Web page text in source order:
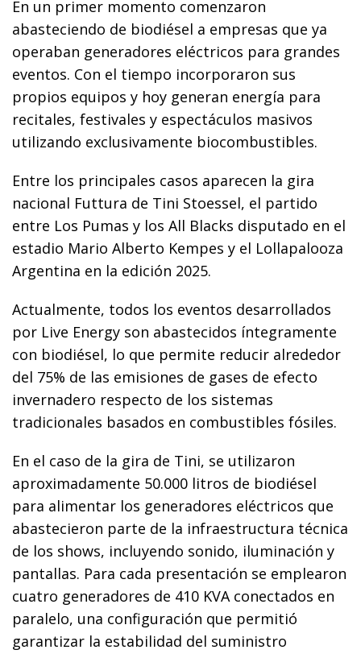
En un primer momento comenzaron
abasteciendo de biodiésel a empresas que ya
operaban generadores eléctricos para grandes
eventos. Con el tiempo incorporaron sus
propios equipos y hoy generan energía para
recitales, festivales y espectáculos masivos
utilizando exclusivamente biocombustibles.
Entre los principales casos aparecen la gira
nacional Futtura de Tini Stoessel, el partido
entre Los Pumas y los All Blacks disputado en el
estadio Mario Alberto Kempes y el Lollapalooza
Argentina en la edición 2025.
Actualmente, todos los eventos desarrollados
por Live Energy son abastecidos íntegramente
con biodiésel, lo que permite reducir alrededor
del 75% de las emisiones de gases de efecto
invernadero respecto de los sistemas
tradicionales basados en combustibles fósiles.
En el caso de la gira de Tini, se utilizaron
aproximadamente 50.000 litros de biodiésel
para alimentar los generadores eléctricos que
abastecieron parte de la infraestructura técnica
de los shows, incluyendo sonido, iluminación y
pantallas. Para cada presentación se emplearon
cuatro generadores de 410 KVA conectados en
paralelo, una configuración que permitió
garantizar la estabilidad del suministro